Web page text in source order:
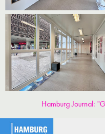
Hamburg Journal: